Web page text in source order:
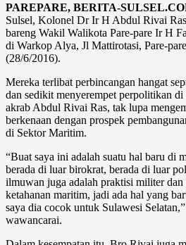
PAREPARE, BERITA-
Sulsel, Kolonel Dr Ir H Abdul Rivai
bareng Wakil Walikota Pare-pare Ir H
di Warkop Alya, Jl Mattirotasi, Pare-
(28/6/2016).
Mereka terlibat perbincangan hangat
dan sedikit menyerempet perpolitikan
akrab Abdul Rivai Ras, tak lupa
berkenaan dengan prospek
‎di Sektor Maritim.
“Buat saya ini adalah suatu ‎hal baru di
berada di luar birokrat, berada di luar
ilmuwan juga adalah praktisi militer dan
ketahanan maritim, jadi ada hal yang
saya dia cocok untuk Sulawesi
wawancarai.